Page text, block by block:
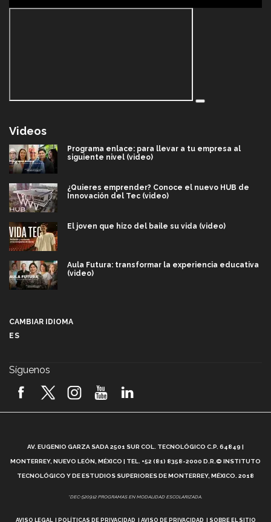
Videos
Programa enlace: para llevar a tu empresa al
siguiente nivel (video)
¿Quieres emprender? Conoce el nuevo HUB de
Innovación del Tec (video)
El joven que hizo del baile su vida (video)
Aula Futura: transformar la experiencia educativa
(video)
2026! (video)
¿Cómo es el Modelo Educativo Tec? (video)
Vida Tec: Feminismo e Inteligencia Artificial, Paola
CAMBIAR IDIOMA
ES
Síguenos
AV. EUGENIO GARZA SADA 2501 SUR COL. TECNOLÓGICO C.P. 64849 |
MONTERREY, NUEVO LEÓN, MÉXICO | TEL. +52 (81) 8358-2000 D.R.© INSTITUTO
TECNOLÓGICO Y DE ESTUDIOS SUPERIORES DE MONTERREY, MÉXICO. 2018
*DEC-520912 PROGRAMAS EN MODALIDAD ESCOLARIZADA.
AVISO LEGAL POLÍTICAS DE PRIVACIDAD AVISO DE PRIVACIDAD SOBRE EL SITIO